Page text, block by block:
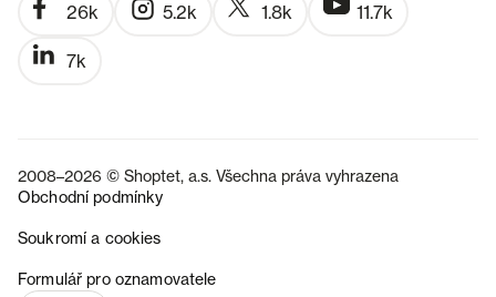
26k 5.2k 1.8k 11.7k
7k
2008–2026 © Shoptet, a.s. Všechna práva vyhrazena
Obchodní podmínky
Soukromí a cookies
Formulář pro oznamovatele